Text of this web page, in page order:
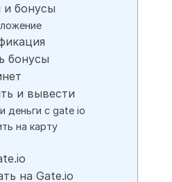
и бонусы
бонусы
и вывести
деньги с gate io
на карту
на Gate.io